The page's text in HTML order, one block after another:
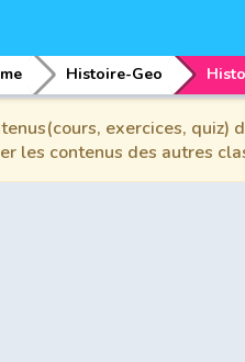
Histoire-Geo
exercices,
les contenus des autres